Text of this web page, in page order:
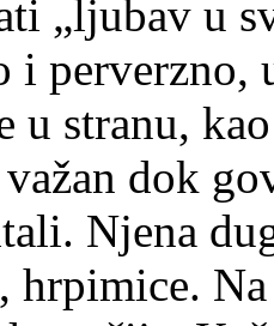
„ljubav u
i
u stranu,
dok
Njena
hrpimice.